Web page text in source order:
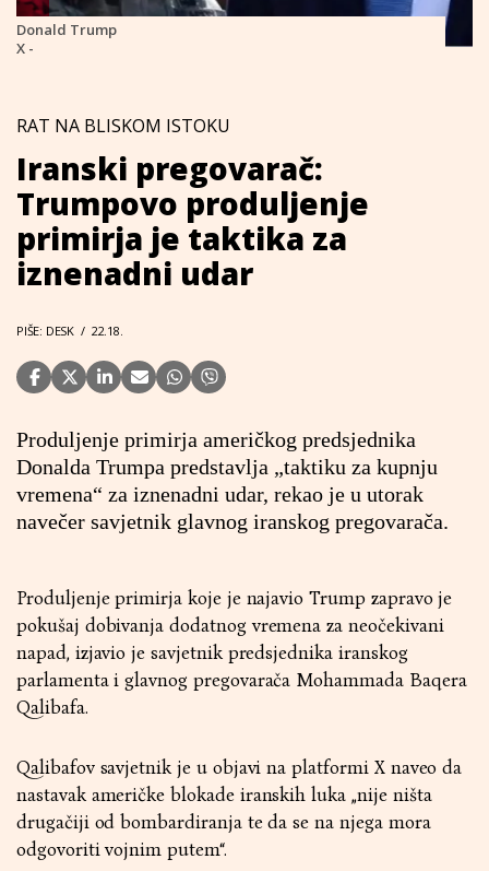
Donald Trump
X -
RAT NA BLISKOM ISTOKU
Iranski pregovarač:
Trumpovo produljenje
primirja je taktika za
iznenadni udar
PIŠE: DESK / 22.18.
Produljenje primirja američkog predsjednika
Donalda Trumpa predstavlja „taktiku za kupnju
vremena“ za iznenadni udar, rekao je u utorak
navečer savjetnik glavnog iranskog pregovarača.
Produljenje primirja koje je najavio Trump zapravo je
pokušaj dobivanja dodatnog vremena za neočekivani
napad, izjavio je savjetnik predsjednika iranskog
parlamenta i glavnog pregovarača Mohammada Baqera
Qalibafa.
Qalibafov savjetnik je u objavi na platformi X naveo da
nastavak američke blokade iranskih luka „nije ništa
drugačiji od bombardiranja te da se na njega mora
odgovoriti vojnim putem“.